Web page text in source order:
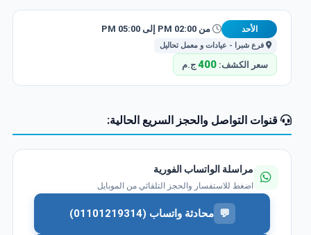
الأحد من 02:00 PM إلى 05:00 PM
فرع شبرا - عيادات و معمل تحاليل
سعر الكشف: 400 ج.م
قنوات التواصل والحجز السريع الحالية:
مراسلة الواتساب الفورية
اضغط للاستفسار والحجز التلقائي من الموبايل
💬 محادثة واتساب (01101219314)